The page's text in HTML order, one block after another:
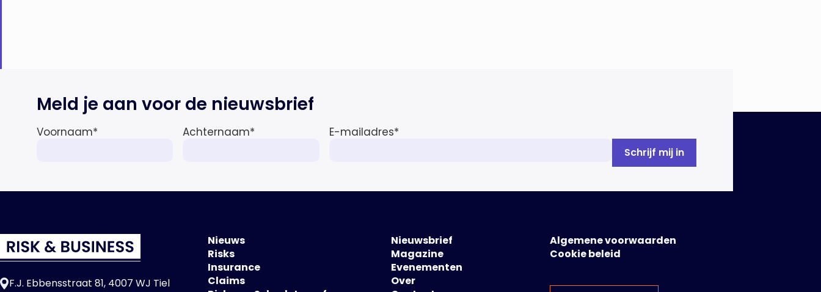
Meld je aan voor de nieuwsbrief
Voornaam* Achternaam* E-mailadres*
F.J. Ebbensstraat 81, 4007 WJ Tiel
Nieuws
Risks
Insurance
Claims
Nieuwsbrief
Magazine
Evenementen
Over
Algemene voorwaarden
Cookie beleid